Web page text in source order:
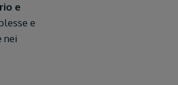
e
e
nei